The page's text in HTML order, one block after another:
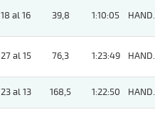
18 al 16 39,8 1:10:05 HAND.
27 al 15 76,3 1:23:49 HAND.
23 al 13 168,5 1:22:50 HAND.